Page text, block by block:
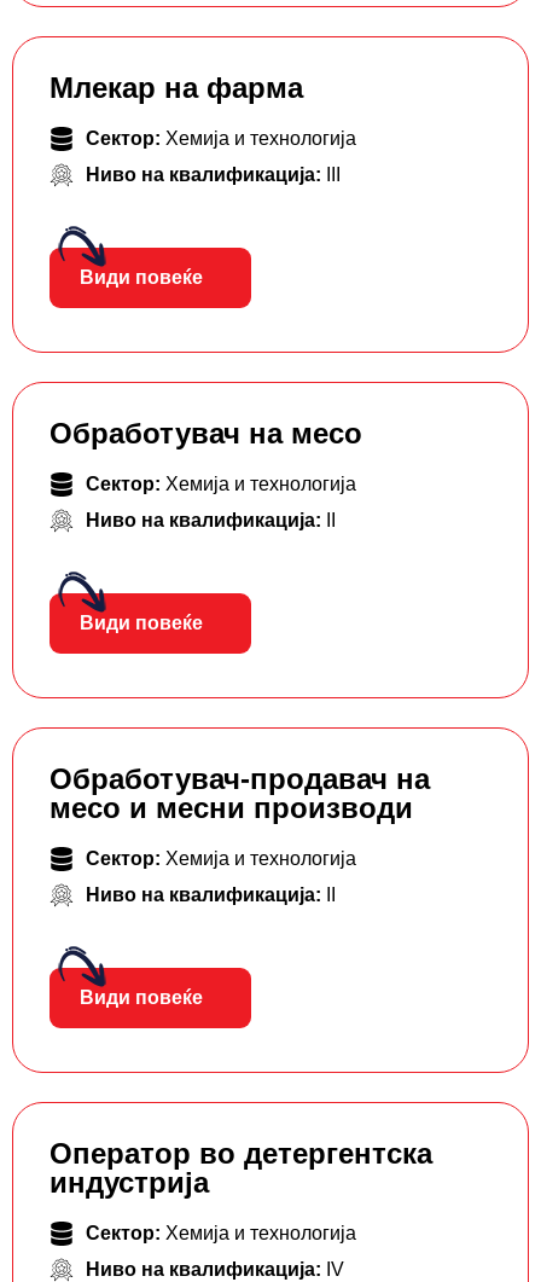
Млекар на фарма
Сектор: Хемија и технологија
Ниво на квалификација:
Види повеќе
Обработувач на месо
Сектор: Хемија и технологија
Ниво на квалификација:
Види повеќе
Обработувач-продавач на
месо и месни производи
Сектор: Хемија и технологија
Ниво на квалификација:
Види повеќе
Оператор во детергентска
индустрија
Сектор: Хемија и технологија
Ниво на квалификација: IV